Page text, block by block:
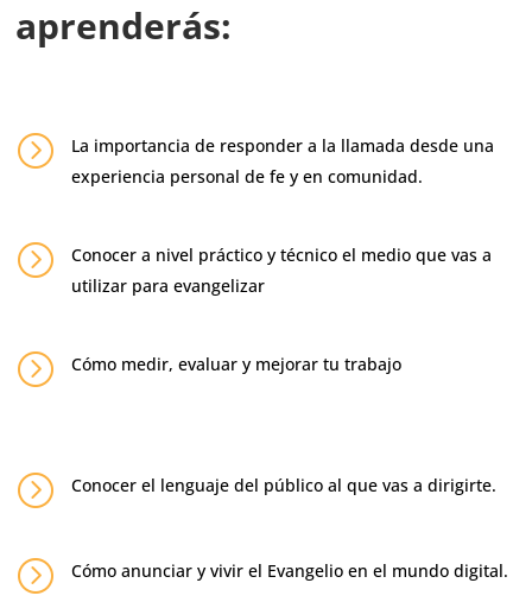
aprenderás:
=
La importancia de responder a la llamada desde una
experiencia personal de fe y en comunidad.
=
Conocer a nivel práctico y técnico el medio que vas a
utilizar para evangelizar
= Cómo medir, evaluar y mejorar tu trabajo
= Conocer el lenguaje del público al que vas a dirigirte.
= Cómo anunciar y vivir el Evangelio en el mundo digital.